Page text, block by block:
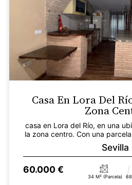
Casa En Lora Del
Zona
casa en Lora del Río, en una
la zona centro. Con una
Sevilla
60.000 €
34 M² (parcela)